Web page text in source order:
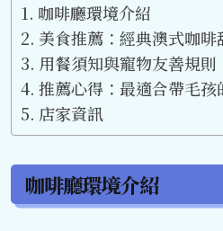
咖啡廳環境介紹
美食推薦：經典澳式咖啡
用餐須知與寵物友善規則
推薦心得：最適合帶毛孩
店家資訊
咖啡廳環境介紹